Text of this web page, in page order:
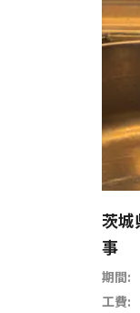
茨城
事
期間:
工費: